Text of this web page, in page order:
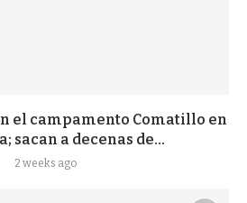
el campamento Comatillo en
sacan a decenas de...
2 weeks ago